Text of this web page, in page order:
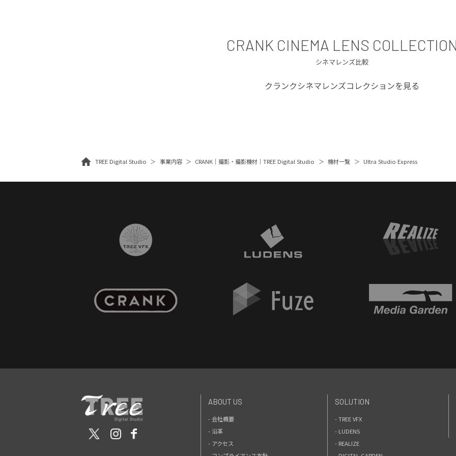
CRANK CINEMA LENS
シネマレンズ比較
クランクシネマレンズコレクションを見る
TREE Digital Studio 事業内容 CRANK｜撮影・撮影機材｜TREE Digital Studio 機材一覧 Ultra Studio Express
ABOUT US
- 会社概要
- 沿革
- アクセス
SOLUTION
- TREE VFX
- LUDENS
- REALIZE